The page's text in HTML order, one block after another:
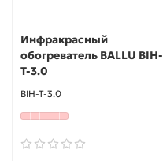
Инфракрасный
обогреватель BALLU BIH-
T-3.0
BIH-T-3.0